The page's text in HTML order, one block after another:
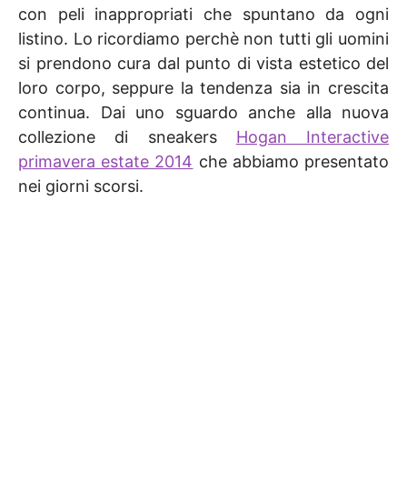
con peli inappropriati che spuntano da ogni
listino. Lo ricordiamo perchè non tutti gli uomini
si prendono cura dal punto di vista estetico del
loro corpo, seppure la tendenza sia in crescita
continua. Dai uno sguardo anche alla nuova
collezione di sneakers Hogan Interactive
primavera estate 2014 che abbiamo presentato
nei giorni scorsi.